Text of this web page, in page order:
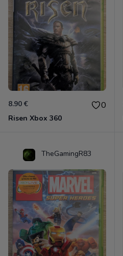
8.90 € 0
Risen Xbox 360
TheGamingR83